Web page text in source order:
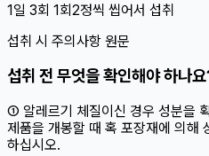
1일 3회 1회2정씩 씹어서 섭취
섭취 시 주의사항 원문
섭취 전 무엇을 확인해야 하나
① 알레르기 체질이신 경우 성분을
제품을 개봉할 때 혹 포장재에 의해
하십시오.